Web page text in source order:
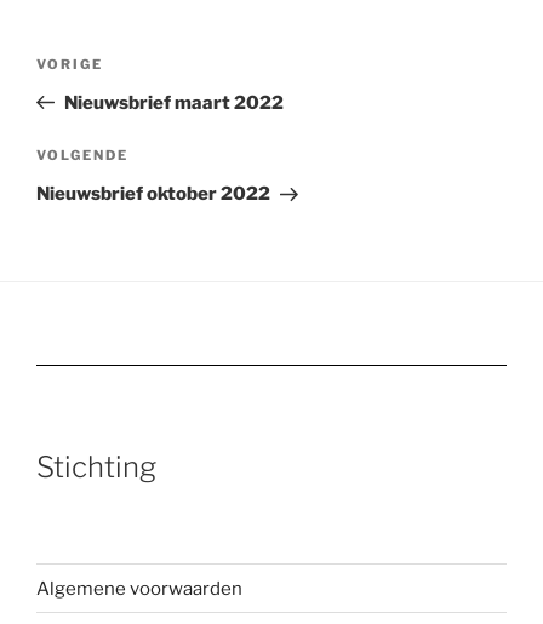
Vorig
bericht
VORIGE
Nieuwsbrief maart 2022
Volgend
bericht
VOLGENDE
Nieuwsbrief oktober 2022
Stichting
Algemene voorwaarden